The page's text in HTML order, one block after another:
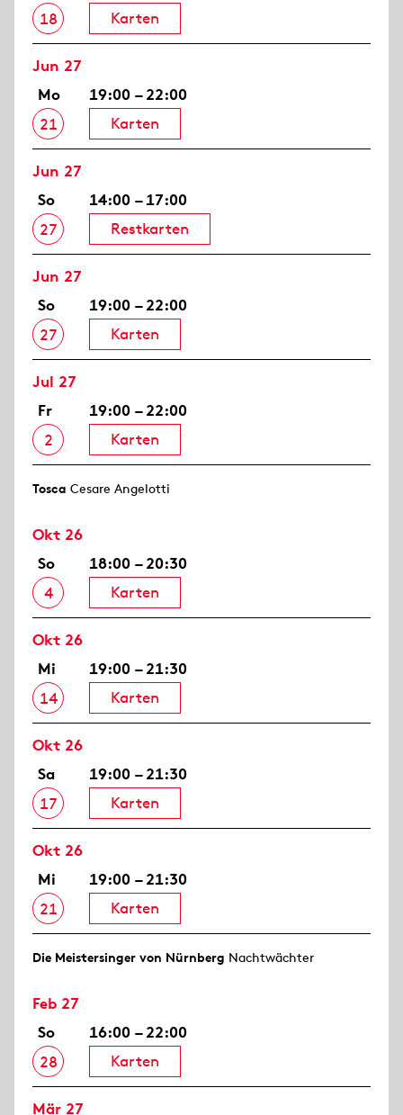
18
Karten
Jun 27
Mo
21
19:00 – 22:00
Karten
Jun 27
So
27
14:00 – 17:00
Restkarten
Jun 27
So
27
19:00 – 22:00
Karten
Jul 27
Fr
2
19:00 – 22:00
Karten
Tosca Cesare Angelotti
Okt 26
So
4
18:00 – 20:30
Karten
Okt 26
Mi
14
19:00 – 21:30
Karten
Okt 26
Sa
17
19:00 – 21:30
Karten
Okt 26
Mi
21
19:00 – 21:30
Karten
Die Meistersinger von Nürnberg Nachtwächter
Feb 27
So
28
16:00 – 22:00
Karten
Mär 27